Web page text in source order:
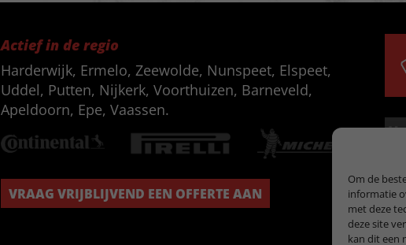
Om de
informatie
met deze
deze site
kan dit een
Actief in de regio
Harderwijk, Ermelo, Zeewolde, Nunspeet, Elspeet,
Uddel, Putten, Nijkerk, Voorthuizen, Barneveld,
Apeldoorn, Epe, Vaassen.
VRAAG VRIJBLIJVEND EEN OFFERTE AAN